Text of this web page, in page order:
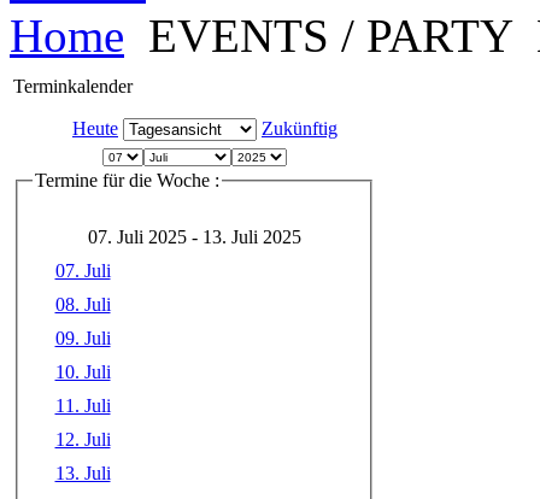
Home EVENTS / PARTY
Terminkalender
Heute Zukünftig
Termine für die Woche :
07. Juli 2025 - 13. Juli 2025
07. Juli
08. Juli
09. Juli
10. Juli
11. Juli
12. Juli
13. Juli